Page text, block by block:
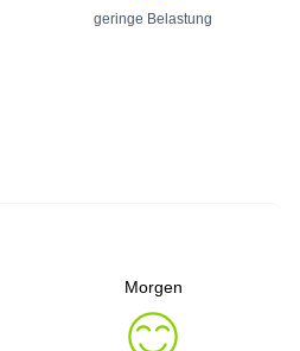
geringe Belastung
Morgen